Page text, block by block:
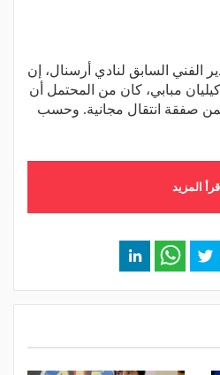
السابق لنادي أرسنال، إن
مبابي، كان من المحتمل أن
صفقة انتقال مجانية. وحسب
اقرأ المزيد